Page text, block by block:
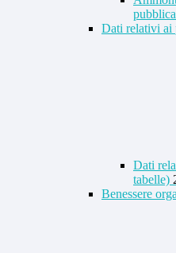
Dati relativi ai
Dati
tabelle)
Benessere